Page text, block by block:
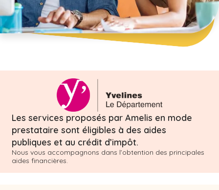
Les services proposés par Amelis en mode
prestataire sont éligibles à des aides
publiques et au crédit d’impôt.
Nous vous accompagnons dans l’obtention des principales
aides financières.